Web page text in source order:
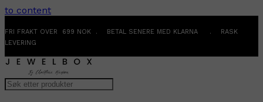
to content
FRI FRAKT OVER 699 NOK . BETAL SENERE MED KLARNA . RASK
LEVERING